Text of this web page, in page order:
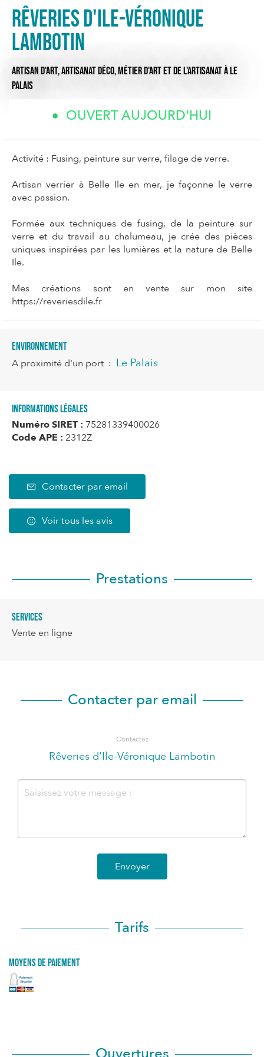
Rêveries d'Ile-Véronique
Lambotin
ARTISAN D'ART,ARTISANAT DÉCO,MÉTIER D'ART ET DE L'ARTISANATÀ LE
PALAIS
OUVERT AUJOURD'HUI
Activité : Fusing, peinture sur verre, filage de verre.
Artisan verrier à Belle Ile en mer, je façonne le verre
avec passion.
Formée aux techniques de fusing, de la peinture sur
verre et du travail au chalumeau, je crée des pièces
uniques inspirées par les lumières et la nature de Belle
Ile.
Mes créations sont en vente sur mon site
https://reveriesdile.fr
Environnement
A proximité d'un port : Le Palais
Informations légales
Numéro SIRET : 75281339400026
Code APE : 2312Z
Contacter par email
Voir tous les avis
Prestations
Services
Vente en ligne
Contacter par email
Contactez
Rêveries d'Ile-Véronique Lambotin
Envoyer
Tarifs
Moyens de paiement